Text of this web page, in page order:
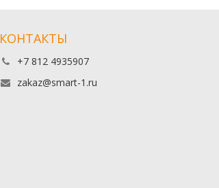
КОНТАКТЫ
+7 812 4935907
zakaz@smart-1.ru